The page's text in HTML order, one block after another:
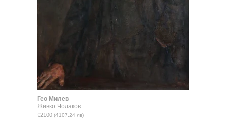
Гео Милев
Живко Чолаков
€2100 (4107,24 лв)